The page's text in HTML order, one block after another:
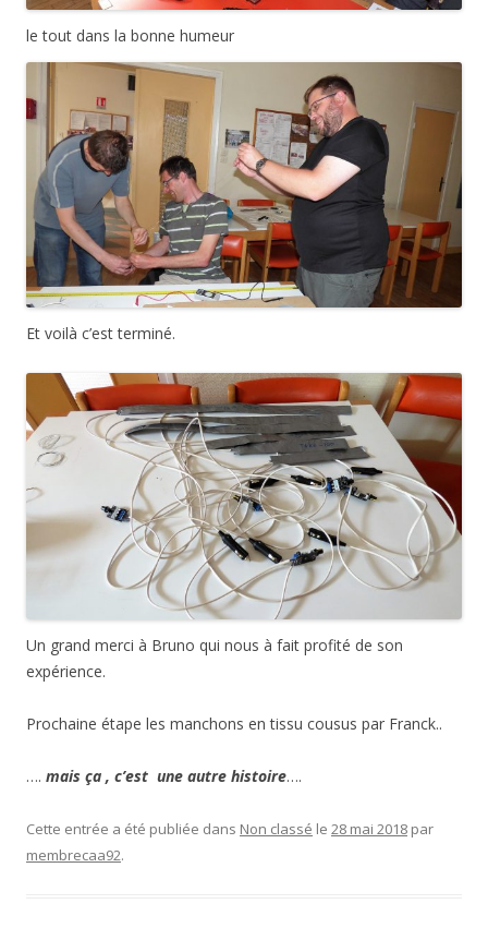
le tout dans la bonne humeur
Et voilà c’est terminé.
Un grand merci à Bruno qui nous à fait profité de son
expérience.
Prochaine étape les manchons en tissu cousus par Franck..
…. mais ça , c’est une autre histoire….
Cette entrée a été publiée dans Non classé le 28 mai 2018 par
membrecaa92.